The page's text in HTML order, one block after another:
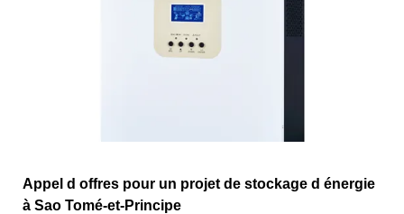
Appel d offres pour un projet de stockage d énergie
à Sao Tomé-et-Principe